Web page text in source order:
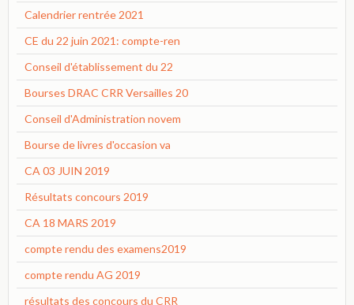
Calendrier rentrée 2021
CE du 22 juin 2021: compte-ren
Conseil d'établissement du 22
Bourses DRAC CRR Versailles 20
Conseil d'Administration novem
Bourse de livres d'occasion va
CA 03 JUIN 2019
Résultats concours 2019
CA 18 MARS 2019
compte rendu des examens2019
compte rendu AG 2019
résultats des concours du CRR